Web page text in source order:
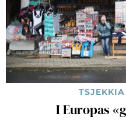
TSJEKKIA
I Europas